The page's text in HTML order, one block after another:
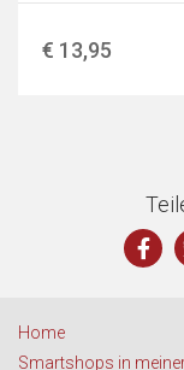
€ 13,95
Home
Smartshops in